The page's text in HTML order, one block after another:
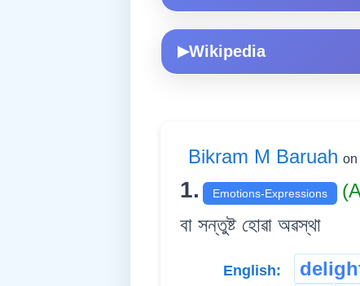
▶Wikipedia
Bikram M Baruah on
1. Emotions-Expressions
বা সন্তুষ্ট হোৱা অৱস্থা
English: